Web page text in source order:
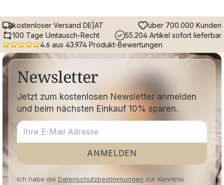
kostenloser Versand DE|AT
über 700.000 Kunden
100 Tage Umtausch-Recht
55.204 Artikel sofort lieferbar
4.6 aus 43.974 Produkt-Bewertungen
Newsletter
Jetzt zum kostenlosen Newsletter anmelden
und beim nächsten Einkauf 10% sparen.
ANMELDEN
Ich habe die Datenschutzbestimmungen zur Kenntnis